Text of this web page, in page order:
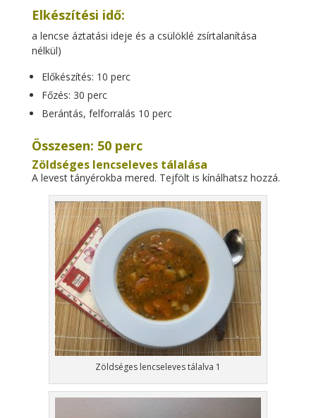
Elkészítési idő:
a lencse áztatási ideje és a csülöklé zsírtalanítása
nélkül)
Előkészítés: 10 perc
Főzés: 30 perc
Berántás, felforralás 10 perc
Összesen: 50 perc
Zöldséges lencseleves tálalása
A levest tányérokba mered. Tejfölt is kínálhatsz hozzá.
Zöldséges lencseleves tálalva 1